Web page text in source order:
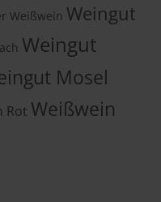
Weißwein Weingut
Weingut
Mosel
Rot Weißwein